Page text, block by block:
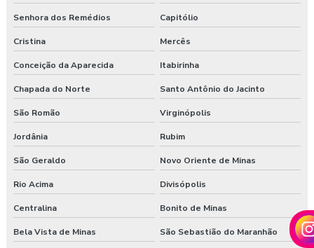
Senhora dos Remédios Capitólio
Cristina Mercês
Conceição da Aparecida Itabirinha
Chapada do Norte Santo Antônio do Jacinto
São Romão Virginópolis
Jordânia Rubim
São Geraldo Novo Oriente de Minas
Rio Acima Divisópolis
Centralina Bonito de Minas
Bela Vista de Minas São Sebastião do Maranhão